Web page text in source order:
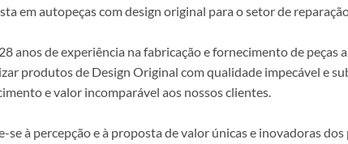
em autopeças com design original para o setor de
anos de experiência na fabricação e fornecimento de peças
produtos de Design Original com qualidade impecável e
e valor incomparável aos nossos clientes.
se à percepção e à proposta de valor únicas e inovadoras